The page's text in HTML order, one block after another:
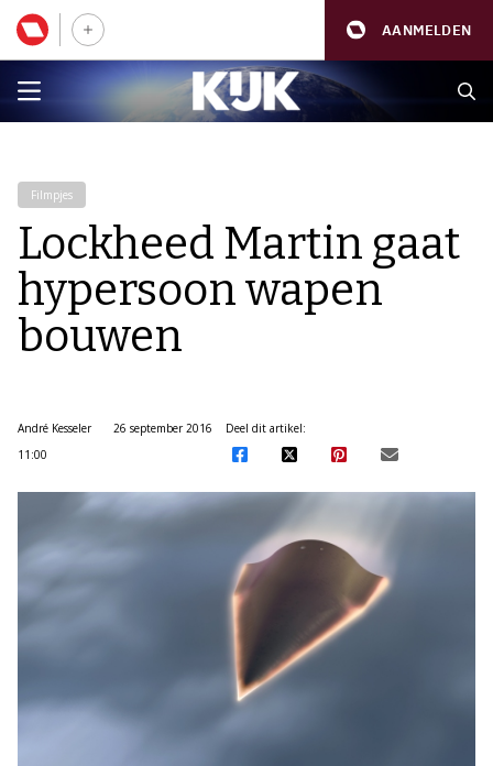
AANMELDEN
Filmpjes
Lockheed Martin gaat
hypersoon wapen
bouwen
André Kesseler
26 september 2016
11:00
Deel dit artikel: